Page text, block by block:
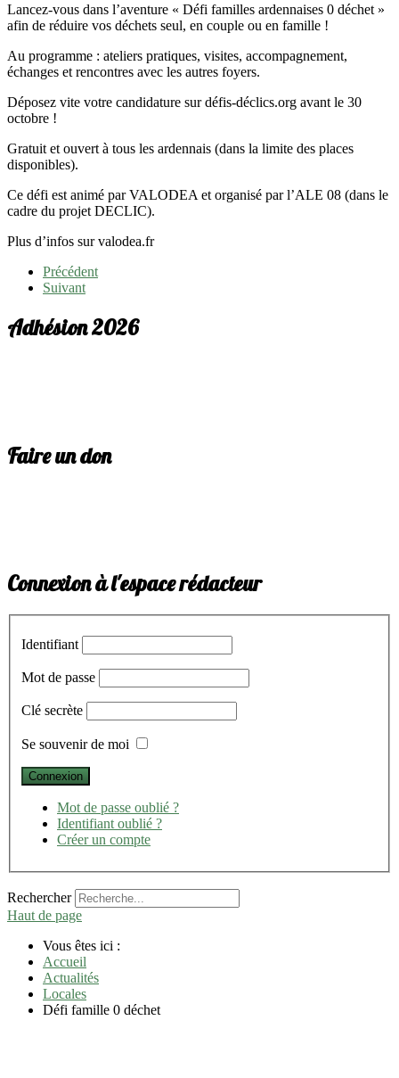
Lancez-vous dans l’aventure « Défi familles ardennaises 0 déchet »
afin de réduire vos déchets seul, en couple ou en famille !
Au programme : ateliers pratiques, visites, accompagnement,
échanges et rencontres avec les autres foyers.
Déposez vite votre candidature sur défis-déclics.org avant le 30
octobre !
Gratuit et ouvert à tous les ardennais (dans la limite des places
disponibles).
Ce défi est animé par VALODEA et organisé par l’ALE 08 (dans le
cadre du projet DECLIC).
Plus d’infos sur valodea.fr
Précédent
Suivant
Adhésion 2026
Faire un don
Connexion à l'espace rédacteur
Identifiant
Mot de passe
Clé secrète
Se souvenir de moi
Mot de passe oublié ?
Identifiant oublié ?
Créer un compte
Rechercher
Haut de page
Vous êtes ici :
Accueil
Actualités
Locales
Défi famille 0 déchet